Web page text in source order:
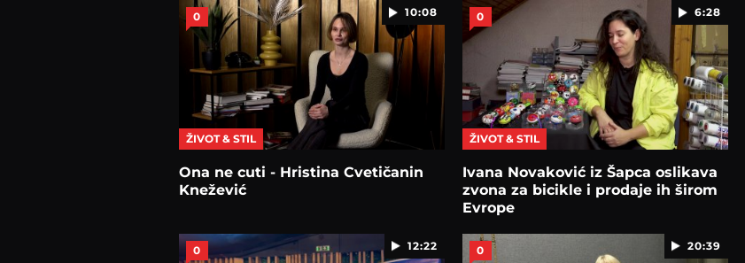
10:08
0
ŽIVOT & STIL
Ona ne cuti - Hristina Cvetičanin
Knežević
6:28
0
ŽIVOT & STIL
Ivana Novaković iz Šapca oslikava
zvona za bicikle i prodaje ih širom
Evrope
12:22
0 20:39
0